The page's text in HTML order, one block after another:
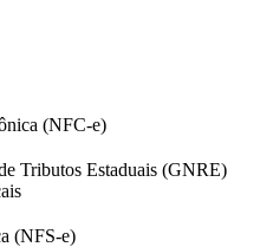
(NFC-e)
Tributos Estaduais (GNRE)
(NFS-e)